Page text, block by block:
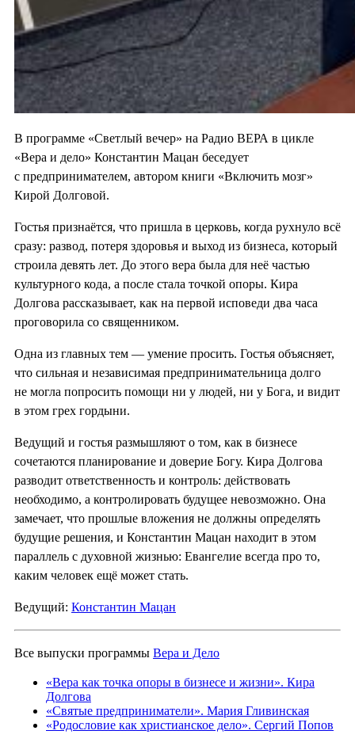
В программе «Светлый вечер» на Радио ВЕРА в цикле
«Вера и дело» Константин Мацан беседует
с предпринимателем, автором книги «Включить мозг»
Кирой Долговой.
Гостья признаётся, что пришла в церковь, когда рухнуло всё
сразу: развод, потеря здоровья и выход из бизнеса, который
строила девять лет. До этого вера была для неё частью
культурного кода, а после стала точкой опоры. Кира
Долгова рассказывает, как на первой исповеди два часа
проговорила со священником.
Одна из главных тем — умение просить. Гостья объясняет,
что сильная и независимая предпринимательница долго
не могла попросить помощи ни у людей, ни у Бога, и видит
в этом грех гордыни.
Ведущий и гостья размышляют о том, как в бизнесе
сочетаются планирование и доверие Богу. Кира Долгова
разводит ответственность и контроль: действовать
необходимо, а контролировать будущее невозможно. Она
замечает, что прошлые вложения не должны определять
будущие решения, и Константин Мацан находит в этом
параллель с духовной жизнью: Евангелие всегда про то,
каким человек ещё может стать.
Ведущий: Константин Мацан
Все выпуски программы Вера и Дело
«Вера как точка опоры в бизнесе и жизни». Кира
Долгова
«Святые предприниматели». Мария Гливинская
«Родословие как христианское дело». Сергий Попов